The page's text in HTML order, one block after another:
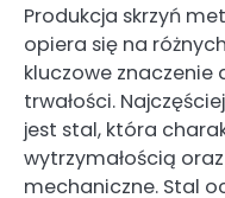
Produkcja skrzyń
opiera się na
kluczowe znaczenie
trwałości.
jest stal, która
wytrzymałością
mechaniczne. Stal